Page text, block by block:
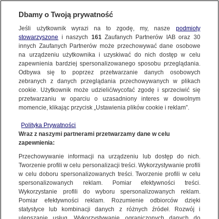
Więzienie zastąpiło psy gęsiami. "To
o wiele bardziej skuteczne i opłacalne"
2 STYCZNIA 2024 20:14
Gęsi pilnują w więzieniu i podobno są lepsze niż
NAJNOWSZE
ZOBACZ FAKTY
FAKTY PO FAKTACH
FAKTY O ŚWIECIE
WIĘCEJ
KANAŁY
Dzień dobry!
Jedno konto do wszystkich usług
Dbamy o Twoją prywatność
Jeśli użytkownik wyrazi na to zgodę, my, nasze podmioty
stowarzyszone i naszych 161Zaufanych Partnerów IAB oraz 30
innych Zaufanych Partnerów może przechowywać dane osobowe
na urządzeniu użytkownika i uzyskiwać do nich dostęp w celu
zapewnienia bardziej spersonalizowanego sposobu przeglądania.
Odbywa się to poprzez przetwarzanie danych osobowych
zebranych z danych przeglądania przechowywanych w plikach
cookie. Użytkownik może udzielić/wycofać zgodę i sprzeciwić się
przetwarzaniu w oparciu o uzasadniony interes w dowolnym
momencie, klikając przycisk „Ustawienia plików cookie i reklam”.
Polityka Prywatności
Wraz z naszymi partnerami przetwarzamy dane w celu
zapewnienia:
Przechowywanie informacji na urządzeniu lub dostęp do nich.
Tworzenie profili w celu personalizacji treści. Wykorzystywanie profili
w celu doboru spersonalizowanych treści. Tworzenie profili w celu
spersonalizowanych reklam. Pomiar efektywności treści.
Wykorzystanie profili do wyboru spersonalizowanych reklam.
Pomiar efektywności reklam. Rozumienie odbiorców dzięki
statystyce lub kombinacji danych z różnych źródeł. Rozwój i